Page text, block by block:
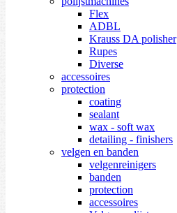
Flex
ADBL
Krauss DA polisher
Rupes
Diverse
accessoires
protection
coating
sealant
wax - soft wax
detailing - finishers
velgen en banden
velgenreinigers
banden
protection
accessoires